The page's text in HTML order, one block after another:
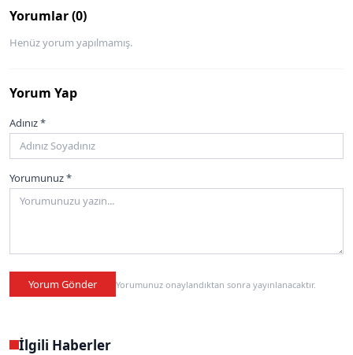
Yorumlar (0)
Henüz yorum yapılmamış.
Yorum Yap
Adınız *
Yorumunuz *
Yorum Gönder Yorumunuz onaylandıktan sonra yayınlanacaktır.
İlgili Haberler